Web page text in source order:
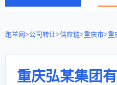
跑羊网>公司转让>供应链>重庆市>重
重庆弘某集团